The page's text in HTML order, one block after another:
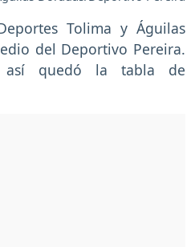
Tolima y Águilas
del Deportivo Pereira.
así quedó la tabla de